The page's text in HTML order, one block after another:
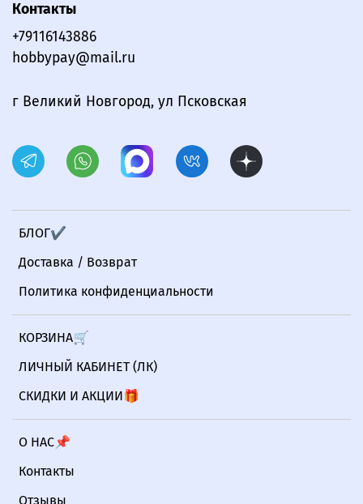
БЛОГ✔
Доставка / Возврат
Политика конфиденциальности
КОРЗИНА🛒
ЛИЧНЫЙ КАБИНЕТ (ЛК)
СКИДКИ И АКЦИИ🎁
О НАС📌
Контакты
Отзывы
Контакты
+79116143886
hobbypay@mail.ru
г Великий Новгород, ул Псковская